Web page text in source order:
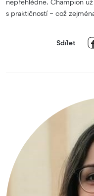
s praktičností – což
Sdílet